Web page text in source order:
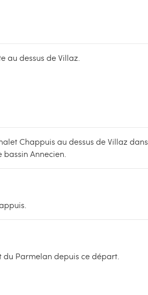
au dessus de Villaz.
Chappuis au dessus de Villaz dans
Annecien.
Parmelan depuis ce départ.